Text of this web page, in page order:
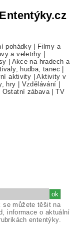
pohádky | Filmy a
a veletrhy |
| Akce na hradech a
hudba, tanec |
aktivity |Aktivity v
hry | Vzdělávání |
Ostatní zábava |TV
se můžete těšit na
informace o aktuální
ententýky.